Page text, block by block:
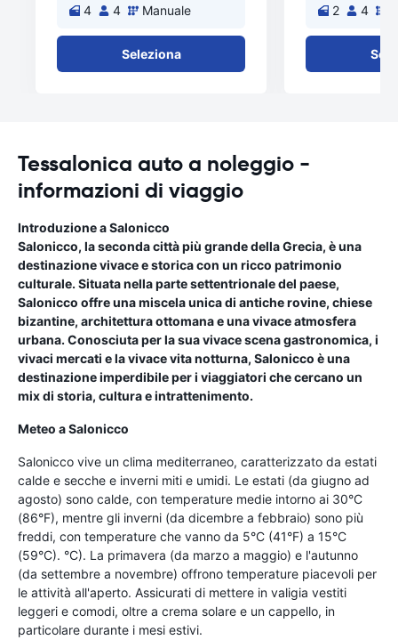
4 4 Manuale
Seleziona
2 4
Tessalonica auto a noleggio -
informazioni di viaggio
Introduzione a Salonicco
Salonicco, la seconda città più grande della Grecia, è una
destinazione vivace e storica con un ricco patrimonio
culturale. Situata nella parte settentrionale del paese,
Salonicco offre una miscela unica di antiche rovine, chiese
bizantine, architettura ottomana e una vivace atmosfera
urbana. Conosciuta per la sua vivace scena gastronomica, i
vivaci mercati e la vivace vita notturna, Salonicco è una
destinazione imperdibile per i viaggiatori che cercano un
mix di storia, cultura e intrattenimento.
Meteo a Salonicco
Salonicco vive un clima mediterraneo, caratterizzato da estati
calde e secche e inverni miti e umidi. Le estati (da giugno ad
agosto) sono calde, con temperature medie intorno ai 30°C
(86°F), mentre gli inverni (da dicembre a febbraio) sono più
freddi, con temperature che vanno da 5°C (41°F) a 15°C
(59°C). °C). La primavera (da marzo a maggio) e l'autunno
(da settembre a novembre) offrono temperature piacevoli per
le attività all'aperto. Assicurati di mettere in valigia vestiti
leggeri e comodi, oltre a crema solare e un cappello, in
particolare durante i mesi estivi.